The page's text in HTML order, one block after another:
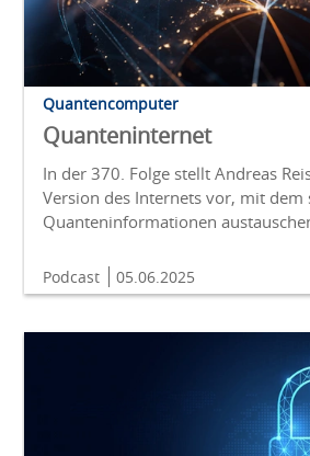
Quantencomputer
Quanteninternet
In der 370. Folge stellt Andreas
Version des Internets vor, mit dem
Quanteninformationen
Podcast 05.06.2025